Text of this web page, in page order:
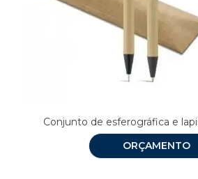
Conjunto de esferográfica e
ORÇAMENTO